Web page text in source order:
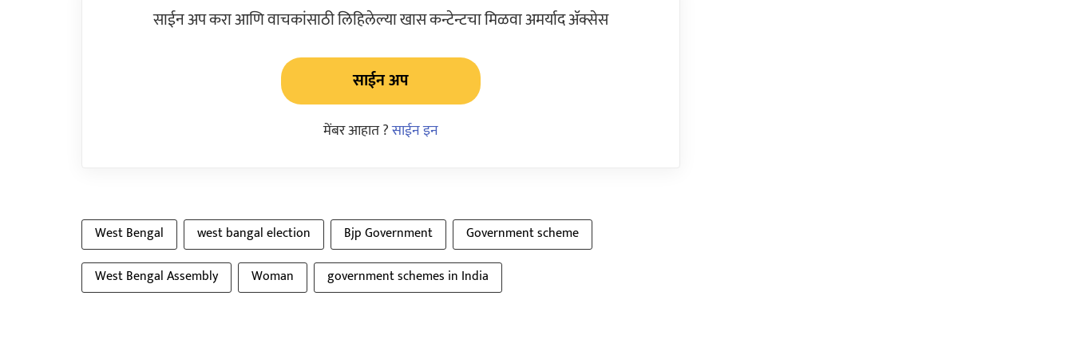
साईन अप करा आणि वाचकांसाठी लिहिलेल्या खास कन्टेन्टचा मिळवा अमर्याद ॲक्सेस
साईन अप
मेंबर आहात ?साईन इन
West Bengal west bangal election Bjp Government
Government scheme
West Bengal Assembly
Woman government schemes in India